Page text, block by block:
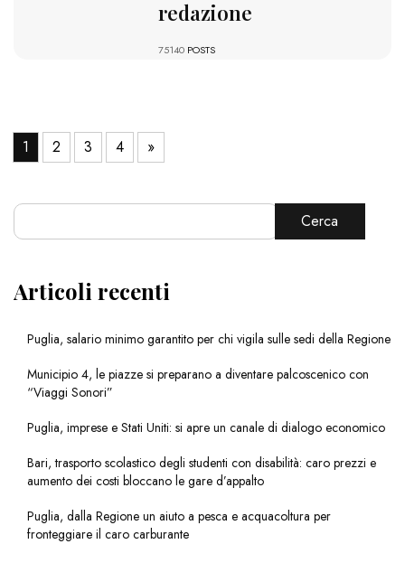
redazione
75140 POSTS
1 2 3 4 »
Cerca
Articoli recenti
Puglia, salario minimo garantito per chi vigila sulle sedi della Regione
Municipio 4, le piazze si preparano a diventare palcoscenico con
“Viaggi Sonori”
Puglia, imprese e Stati Uniti: si apre un canale di dialogo economico
Bari, trasporto scolastico degli studenti con disabilità: caro prezzi e
aumento dei costi bloccano le gare d’appalto
Puglia, dalla Regione un aiuto a pesca e acquacoltura per
fronteggiare il caro carburante